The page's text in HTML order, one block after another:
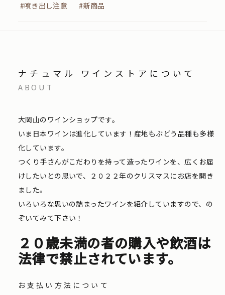
#噴き出し注意
#新商品
ナチュマル ワインストアについて
ABOUT
大岡山のワインショップです。
いま日本ワインは進化しています！産地もぶどう品種も多様
化しています。
つくり手さんがこだわりを持って造ったワインを、広くお届
けしたいとの思いで、２０２２年のクリスマスにお店を開き
ました。
いろいろな思いの詰まったワインを紹介していますので、の
ぞいてみて下さい！
２０歳未満の者の購入や飲酒は
法律で禁止されています。
お支払い方法について